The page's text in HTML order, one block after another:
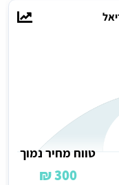
טווח מחיר נמוך
300 ₪